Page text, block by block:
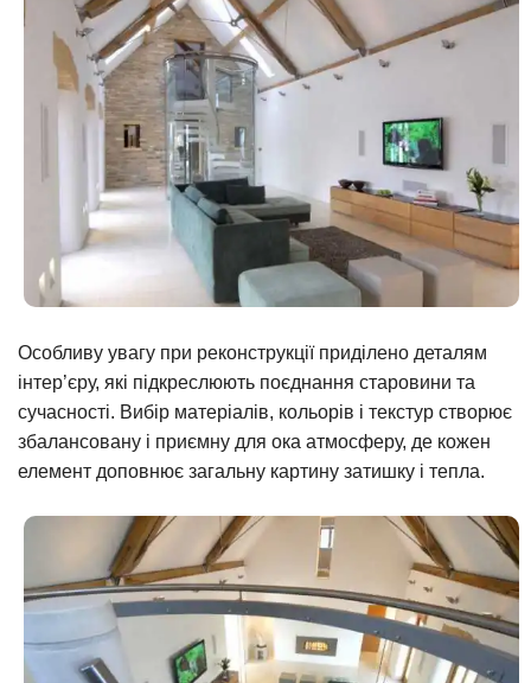
Особливу увагу при реконструкції приділено деталям
інтер’єру, які підкреслюють поєднання старовини та
сучасності. Вибір матеріалів, кольорів і текстур створює
збалансовану і приємну для ока атмосферу, де кожен
елемент доповнює загальну картину затишку і тепла.